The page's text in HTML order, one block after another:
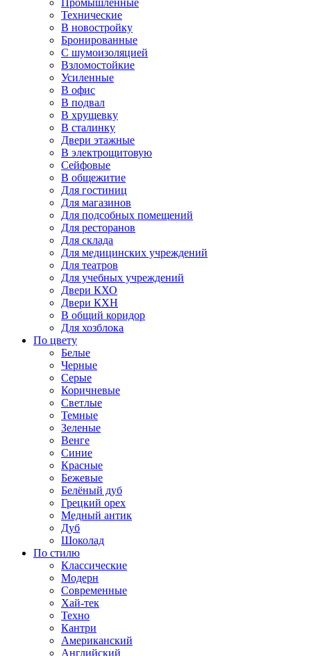
Промышленные
Технические
В новостройку
Бронированные
С шумоизоляцией
Взломостойкие
Усиленные
В офис
В подвал
В хрущевку
В сталинку
Двери этажные
В электрощитовую
Сейфовые
В общежитие
Для гостиниц
Для магазинов
Для подсобных помещений
Для ресторанов
Для склада
Для медицинских учреждений
Для театров
Для учебных учреждений
Двери КХО
Двери КХН
В общий коридор
Для хозблока
По цвету
Белые
Черные
Серые
Коричневые
Светлые
Темные
Зеленые
Венге
Синие
Красные
Бежевые
Белёный дуб
Грецкий орех
Медный антик
Дуб
Шоколад
По стилю
Классические
Модерн
Современные
Хай-тек
Техно
Кантри
Американский
Английский